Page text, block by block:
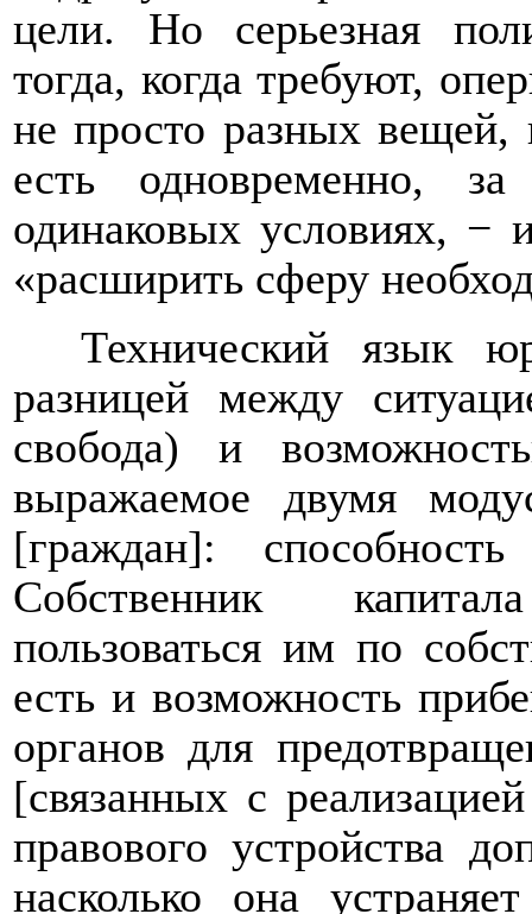
цели. Но серьезная
тогда, когда требуют,
не просто разных
есть одновременно,
одинаковых условиях, −
«расширить сферу
Технический язык
разницей между
свобода) и
выражаемое двумя
[граждан]:
Собственник
пользоваться им по
есть и возможность
органов для
[связанных с
правового устройства
насколько она